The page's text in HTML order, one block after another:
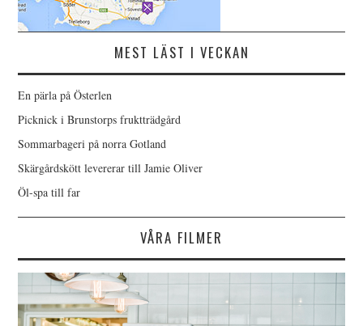
MEST LÄST I VECKAN
En pärla på Österlen
Picknick i Brunstorps fruktträdgård
Sommarbageri på norra Gotland
Skärgårdskött levererar till Jamie Oliver
Öl-spa till far
VÅRA FILMER